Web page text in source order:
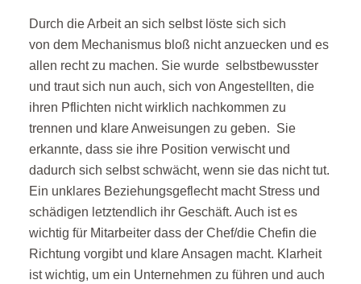
Durch die Arbeit an sich selbst löste sich sich
von dem Mechanismus bloß nicht anzuecken und es
allen recht zu machen. Sie wurde selbstbewusster
und traut sich nun auch, sich von Angestellten, die
ihren Pflichten nicht wirklich nachkommen zu
trennen und klare Anweisungen zu geben. Sie
erkannte, dass sie ihre Position verwischt und
dadurch sich selbst schwächt, wenn sie das nicht tut.
Ein unklares Beziehungsgeflecht macht Stress und
schädigen letztendlich ihr Geschäft. Auch ist es
wichtig für Mitarbeiter dass der Chef/die Chefin die
Richtung vorgibt und klare Ansagen macht. Klarheit
ist wichtig, um ein Unternehmen zu führen und auch